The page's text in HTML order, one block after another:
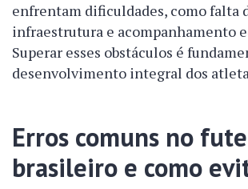
enfrentam dificuldades, como falta
infraestrutura e acompanhamento
Superar esses obstáculos é
desenvolvimento integral dos
Erros comuns no
brasileiro e como